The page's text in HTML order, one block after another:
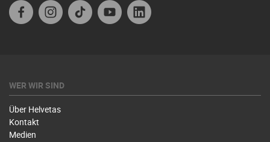
FacebookInstagramTikTok Youtube
WER WIR SIND
Über Helvetas
Kontakt
Medien